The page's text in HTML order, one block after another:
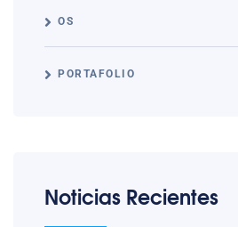
OS
PORTAFOLIO
Noticias Recientes